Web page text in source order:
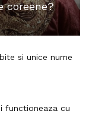
coreene?
si unice nume
functioneaza cu